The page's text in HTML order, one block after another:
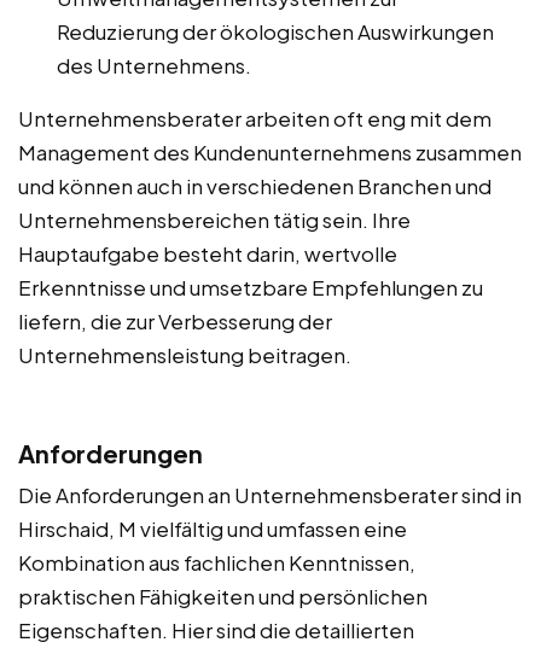
Reduzierung der ökologischen Auswirkungen
des Unternehmens.
Unternehmensberater arbeiten oft eng mit dem
Management des Kundenunternehmens zusammen
und können auch in verschiedenen Branchen und
Unternehmensbereichen tätig sein. Ihre
Hauptaufgabe besteht darin, wertvolle
Erkenntnisse und umsetzbare Empfehlungen zu
liefern, die zur Verbesserung der
Unternehmensleistung beitragen.
Anforderungen
Die Anforderungen an Unternehmensberater sind in
Hirschaid, M vielfältig und umfassen eine
Kombination aus fachlichen Kenntnissen,
praktischen Fähigkeiten und persönlichen
Eigenschaften. Hier sind die detaillierten